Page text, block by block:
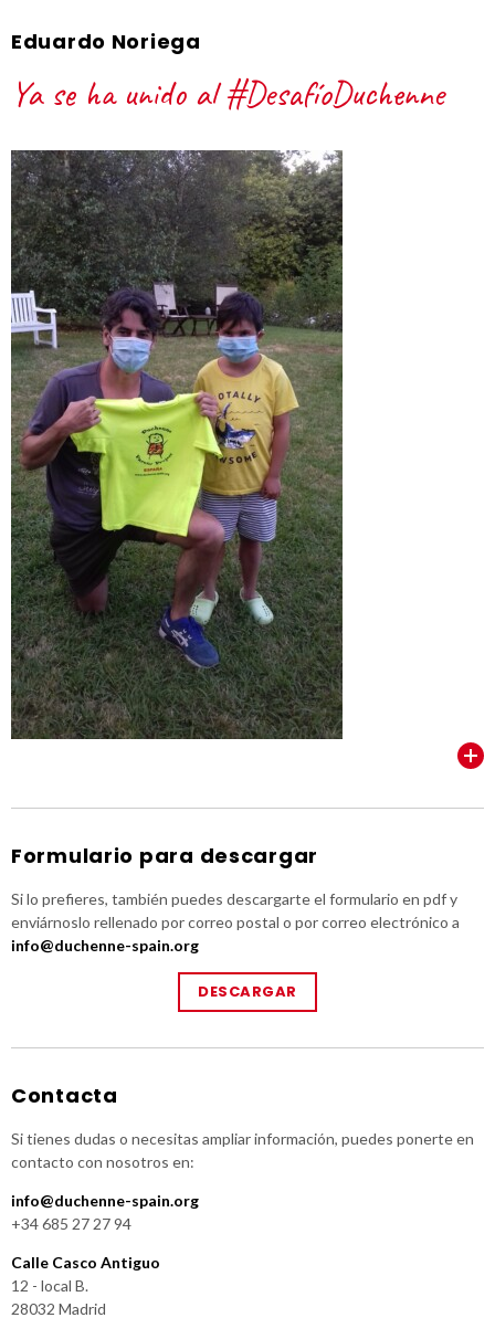
Eduardo Noriega
Ya se ha unido al #DesafíoDuchenne
Formulario para descargar
Si lo prefieres, también puedes descargarte el formulario en pdf y
enviárnoslo rellenado por correo postal o por correo electrónico a
info@duchenne-spain.org
DESCARGAR
Contacta
Si tienes dudas o necesitas ampliar información, puedes ponerte en
contacto con nosotros en:
info@duchenne-spain.org
+34 685 27 27 94
Calle Casco Antiguo
12 - local B.
28032 Madrid